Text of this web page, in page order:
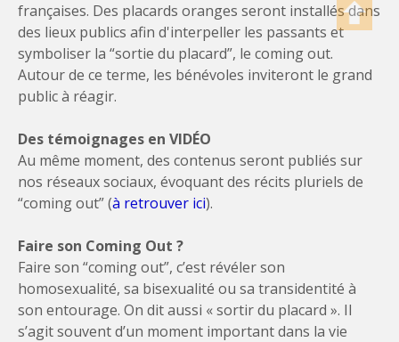
françaises. Des placards oranges seront installés dans
des lieux publics afin d'interpeller les passants et
symboliser la “sortie du placard”, le coming out.
Autour de ce terme, les bénévoles inviteront le grand
public à réagir.
Des témoignages en VIDÉO
Au même moment, des contenus seront publiés sur
nos réseaux sociaux, évoquant des récits pluriels de
“coming out” (à retrouver ici).
Faire son Coming Out ?
Faire son “coming out”, c’est révéler son
homosexualité, sa bisexualité ou sa transidentité à
son entourage. On dit aussi « sortir du placard ». Il
s’agit souvent d’un moment important dans la vie